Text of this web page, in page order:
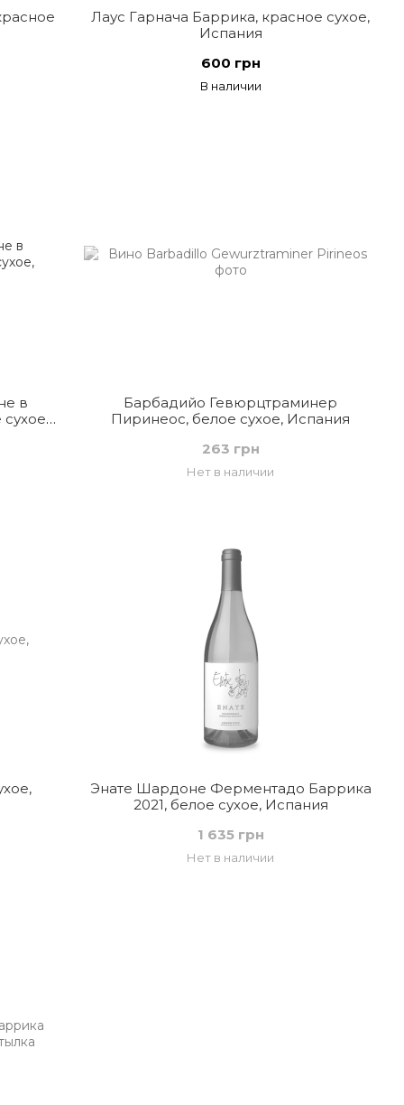
Лаус Гарнача Баррика, красное сухое,
Испания
600 грн
В наличии
в
Барбадийо Гевюрцтраминер
Пиринеос, белое сухое, Испания
263 грн
Нет в наличии
Энате Шардоне Ферментадо Баррика
2021, белое сухое, Испания
1 635 грн
Нет в наличии